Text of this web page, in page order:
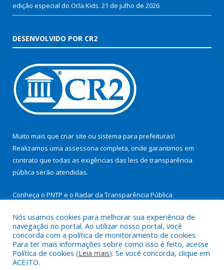
edição especial do Orla Kids. 21 de julho de 2026
DESENVOLVIDO POR CR2
Muito mais que criar site ou sistema para prefeituras!
Realizamos uma assessoria completa, onde garantimos em
contrato que todas as exigências das leis de transparência
pública serão atendidas.
Conheça o PNTP e o Radar da Transparência Pública
Todos os direitos reservados a Prefeitura Municipal de São
Miguel do Guamá.
Nós usamos cookies para melhorar sua experiência de
navegação no portal. Ao utilizar nosso portal, você
concorda com a política de monitoramento de cookies.
Para ter mais informações sobre como isso é feito, acesse
Política de cookies (Leia mais). Se você concorda, clique em
ACEITO.